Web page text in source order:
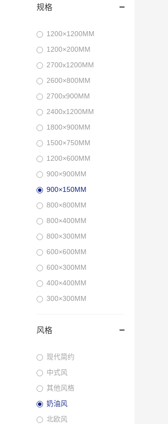
规格
1200×1200MM
1200×200MM
2700x1200MM
2600×800MM
2700x900MM
2400x1200MM
1800×900MM
1500×750MM
1200×600MM
900×900MM
900×150MM
800×800MM
800×400MM
800×300MM
600×600MM
600×300MM
400×400MM
300×300MM
风格
现代简约
中式风
其他风格
奶油风
北欧风